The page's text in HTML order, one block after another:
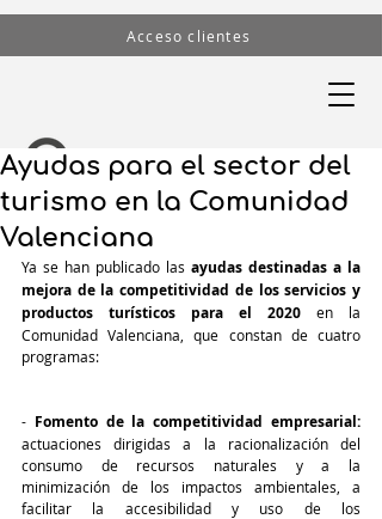
Acceso clientes
Ayudas para el sector del
turismo en la Comunidad
Valenciana
Ya se han publicado las ayudas destinadas a la
mejora de la competitividad de los servicios y
productos turísticos para el 2020 en la
Comunidad Valenciana, que constan de cuatro
programas:
- Fomento de la competitividad empresarial:
actuaciones dirigidas a la racionalización del
consumo de recursos naturales y a la
minimización de los impactos ambientales, a
facilitar la accesibilidad y uso de los